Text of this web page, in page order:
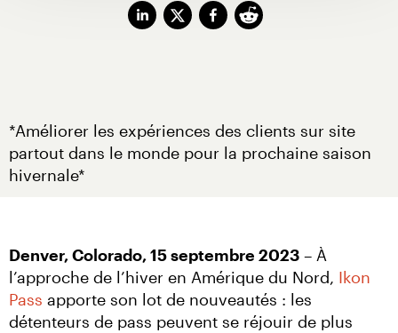
*Améliorer les expériences des clients sur site
partout dans le monde pour la prochaine saison
hivernale*
Denver, Colorado, 15 septembre 2023 – À
l’approche de l’hiver en Amérique du Nord, Ikon
Pass apporte son lot de nouveautés : les
détenteurs de pass peuvent se réjouir de plus